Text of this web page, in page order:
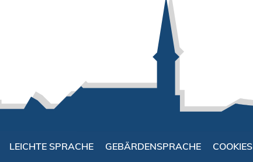
LEICHTE SPRACHE GEBÄRDENSPRACHE COOKIES